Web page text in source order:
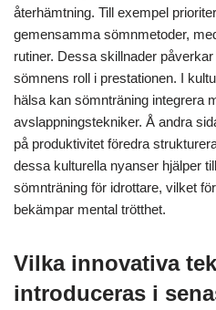
återhämtning. Till exempel
gemensamma sömnmetoder,
rutiner. Dessa skillnader
sömnens roll i prestationen. I
hälsa kan sömnträning integrera
avslappningstekniker. Å andra
på produktivitet föredra
dessa kulturella nyanser hjälper
sömnträning för idrottare, vilket
bekämpar mental trötthet.
Vilka innovativa
introduceras i